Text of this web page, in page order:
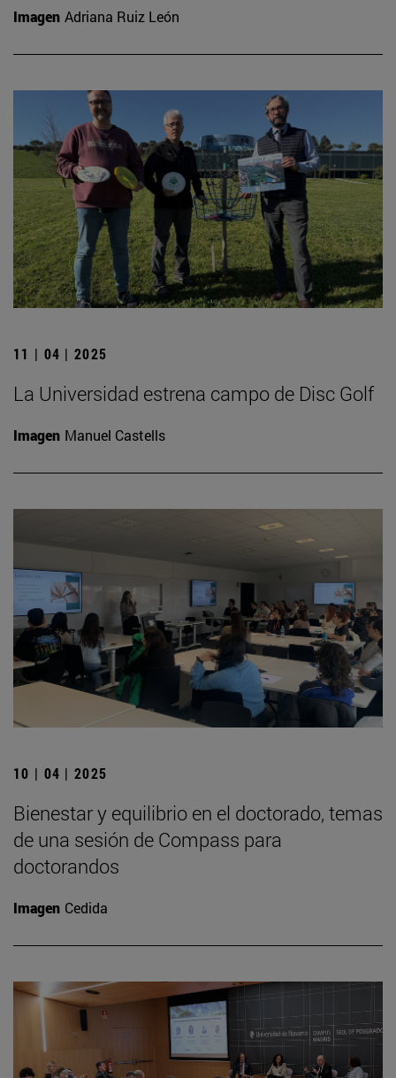
Imagen Adriana Ruiz León
11 | 04 | 2025
La Universidad estrena campo de Disc Golf
Imagen Manuel Castells
10 | 04 | 2025
Bienestar y equilibrio en el doctorado, temas
de una sesión de Compass para
doctorandos
Imagen Cedida